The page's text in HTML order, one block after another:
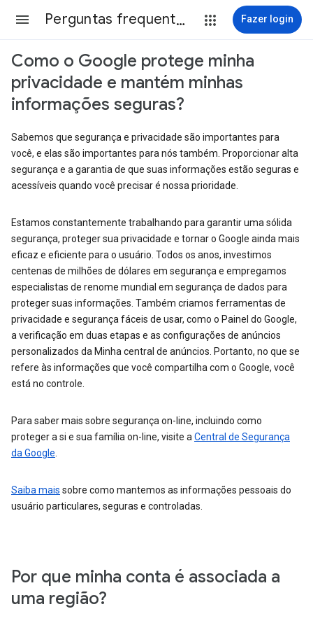
Perguntas frequentes Fazer login
Como o Google protege minha
privacidade e mantém minhas
informações seguras?
Sabemos que segurança e privacidade são importantes para
você, e elas são importantes para nós também. Proporcionar alta
segurança e a garantia de que suas informações estão seguras e
acessíveis quando você precisar é nossa prioridade.
Estamos constantemente trabalhando para garantir uma sólida
segurança, proteger sua privacidade e tornar o Google ainda mais
eficaz e eficiente para o usuário. Todos os anos, investimos
centenas de milhões de dólares em segurança e empregamos
especialistas de renome mundial em segurança de dados para
proteger suas informações. Também criamos ferramentas de
privacidade e segurança fáceis de usar, como o Painel do Google,
a verificação em duas etapas e as configurações de anúncios
personalizados da Minha central de anúncios. Portanto, no que se
refere às informações que você compartilha com o Google, você
está no controle.
Para saber mais sobre segurança on-line, incluindo como
proteger a si e sua família on-line, visite a Central de Segurança
da Google
Saiba mais sobre como mantemos as informações pessoais do
usuário particulares, seguras e controladas.
Por que minha conta é associada a
uma região?